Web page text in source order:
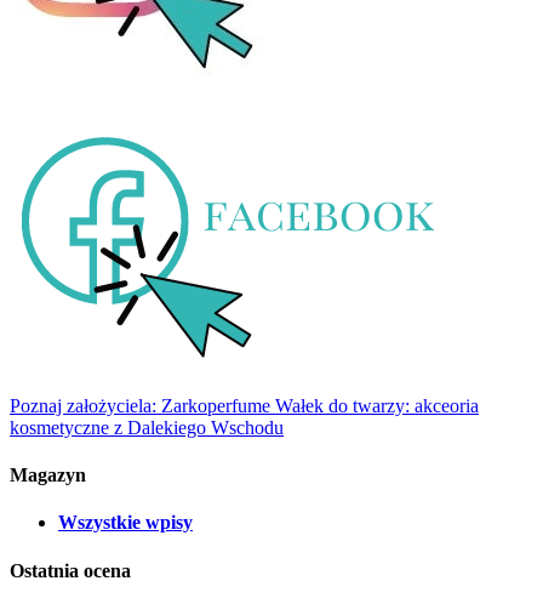
Poznaj założyciela: Zarkoperfume Wałek do twarzy: akceoria
kosmetyczne z Dalekiego Wschodu
Magazyn
Wszystkie wpisy
Ostatnia ocena